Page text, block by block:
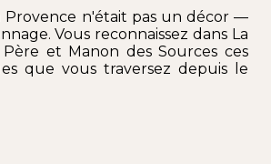
Provence n'était pas un décor —
Vous reconnaissez dans La
et Manon des Sources ces
que vous traversez depuis le